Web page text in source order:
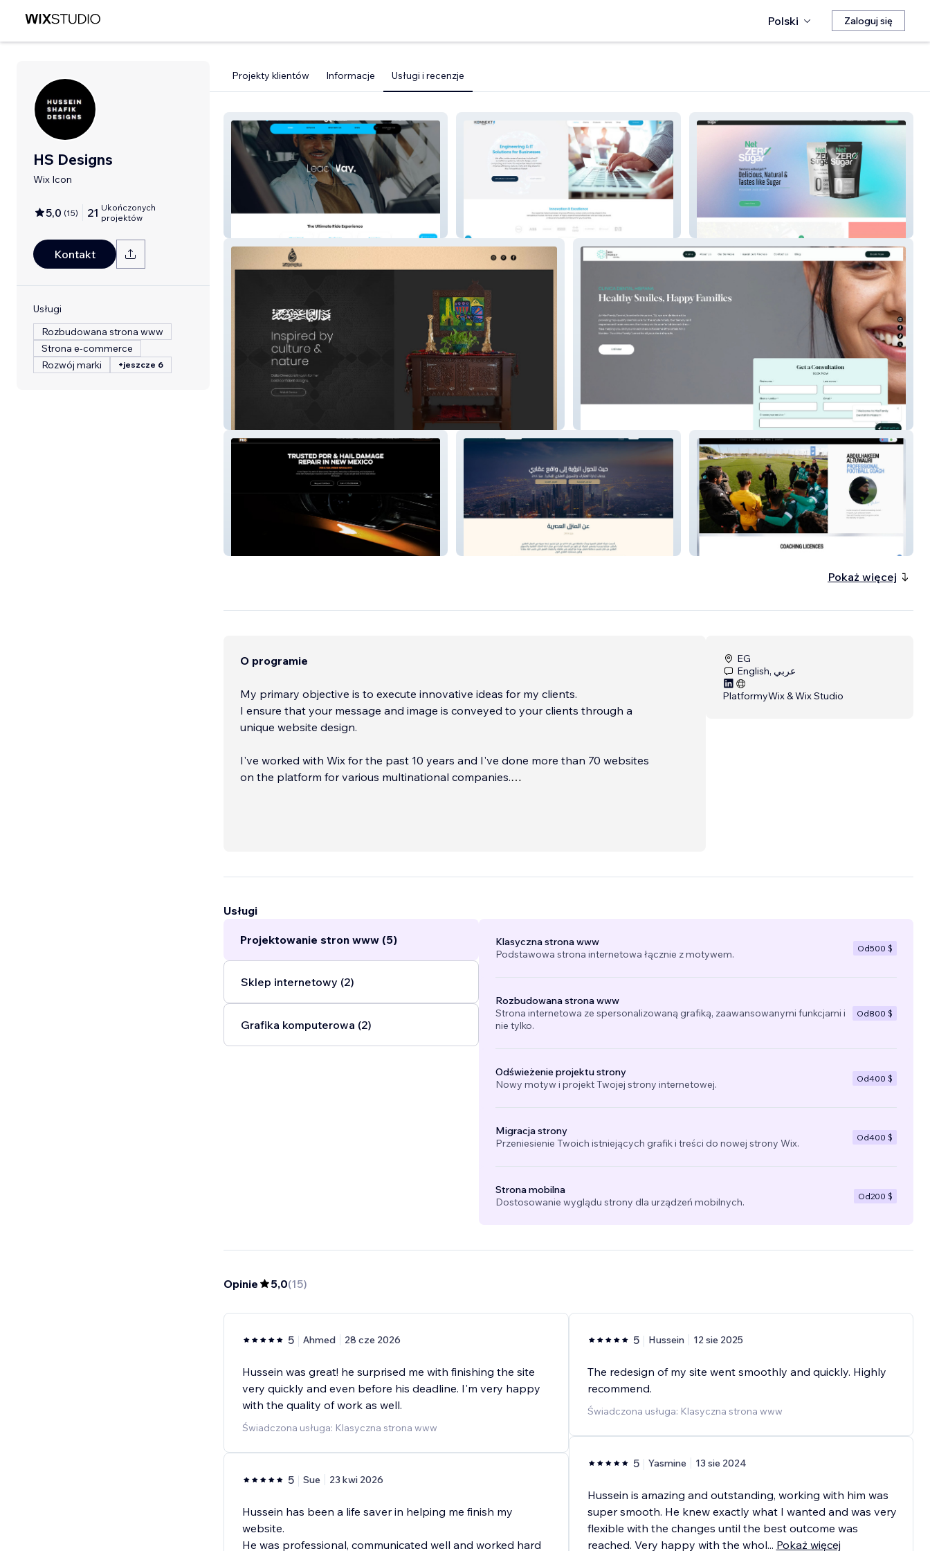
Polski Zaloguj się
HS Designs
Wix Icon
5,0 (15) 21 Ukończonych
projektów
Kontakt
Usługi
Rozbudowana strona www
Strona e-commerce
Rozwój marki
+jeszcze 6
Projekty klientów Informacje Usługi i recenzje
Konnekt Union
شركة المنازل العصرية
Pokaż więcej
O programie
My primary objective is to execute innovative ideas for my clients.
I ensure that your message and image is conveyed to your clients through a
unique website design.
I've worked with Wix for the past 10 years and I've done more than 70 websites
on the platform for various multinational companies.
EG
English, عربي
PlatformyWix & Wix Studio
Usługi
Projektowanie stron www (5)
Sklep internetowy (2)
Grafika komputerowa (2)
Klasyczna strona www
Podstawowa strona internetowa łącznie z motywem.
Od500 $
Rozbudowana strona www
Strona internetowa ze spersonalizowaną grafiką, zaawansowanymi funkcjami i
nie tylko.
Od800 $
Odświeżenie projektu strony
Nowy motyw i projekt Twojej strony internetowej.
Od400 $
Migracja strony
Przeniesienie Twoich istniejących grafik i treści do nowej strony Wix.
Od400 $
Strona mobilna
Dostosowanie wyglądu strony dla urządzeń mobilnych.
Od200 $
Opinie 5,0(15)
5 Ahmed 28 cze 2026
Hussein was great! he surprised me with finishing the site
very quickly and even before his deadline. I'm very happy
with the quality of work as well.
Świadczona usługa: Klasyczna strona www
5 Sue 23 kwi 2026
Hussein has been a life saver in helping me finish my
website.
He was professional, communicated well and worked hard
5 Hussein 12 sie 2025
The redesign of my site went smoothly and quickly. Highly
recommend.
Świadczona usługa: Klasyczna strona www
5 Yasmine 13 sie 2024
Hussein is amazing and outstanding, working with him was
super smooth. He knew exactly what I wanted and was very
flexible with the changes until the best outcome was
reached. Very happy with the whol... Pokaż więcej